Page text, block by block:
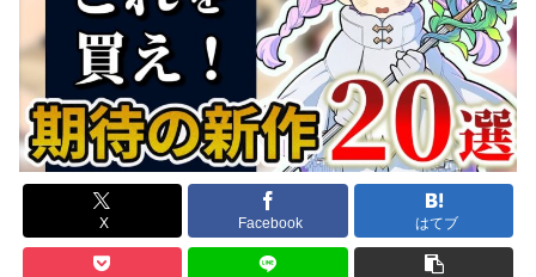
X Facebook はてブ